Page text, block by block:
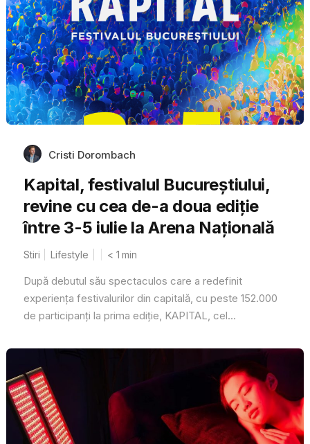
Cristi Dorombach
Kapital, festivalul Bucureștiului,
revine cu cea de-a doua ediție
între 3-5 iulie la Arena Națională
Stiri Lifestyle < 1 min
După debutul său spectaculos care a redefinit
experiența festivalurilor din capitală, cu peste 152.000
de participanți la prima ediție, KAPITAL, cel...